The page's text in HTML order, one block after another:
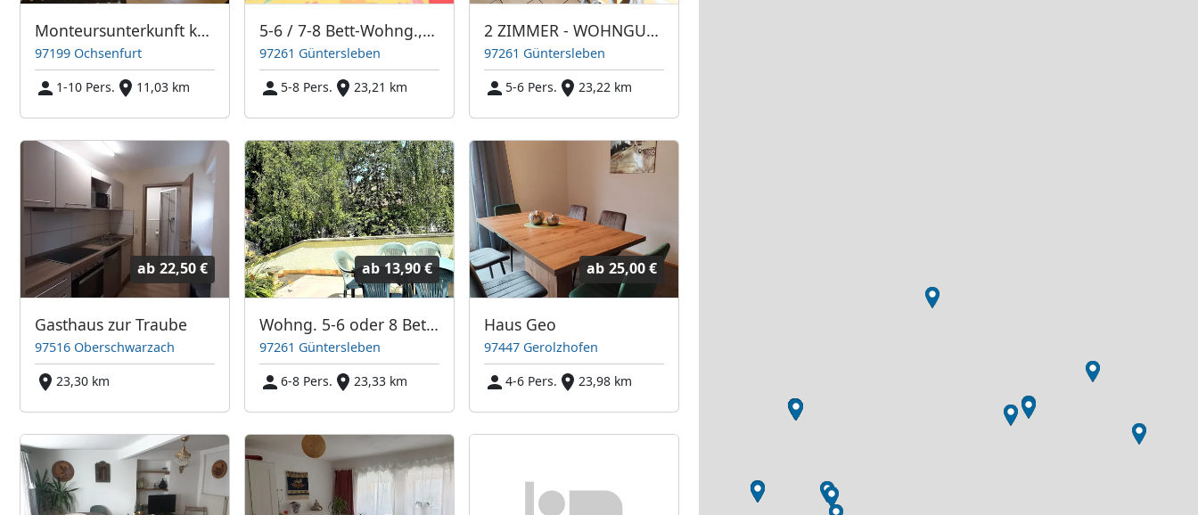
Monteursunterkunft komplettes Haus in 97199 Ochsenfurt
97199 Ochsenfurt
1-10 Pers.
11,03 km
5-6 / 7-8 Bett-Wohng., * Küche,Du,Terr, Parkpl. * Lkr. Würzburg * für Gruppen ab 30 Nächte = 14 -16 Eu je Per./NT *
97261 Güntersleben
5-8 Pers.
23,21 km
2 ZIMMER - WOHNGUNG, ab 20 Nächte = je P/NT 16 Eu bei 5-6 BETTEN Belegung * inkl. Küche, DU, Terr, ab 20 NÄCHTE
97261 Güntersleben
5-6 Pers.
23,22 km
ab 22,50 €
Gasthaus zur Traube
97516 Oberschwarzach
23,30 km
ab 13,90 €
Wohng. 5-6 oder 8 Betten, Kü, Du, Terr, * ab 13.90 Eu = ab 30 Tage wohnen
97261 Güntersleben
6-8 Pers.
23,33 km
ab 25,00 €
Haus Geo
97447 Gerolzhofen
4-6 Pers.
23,98 km